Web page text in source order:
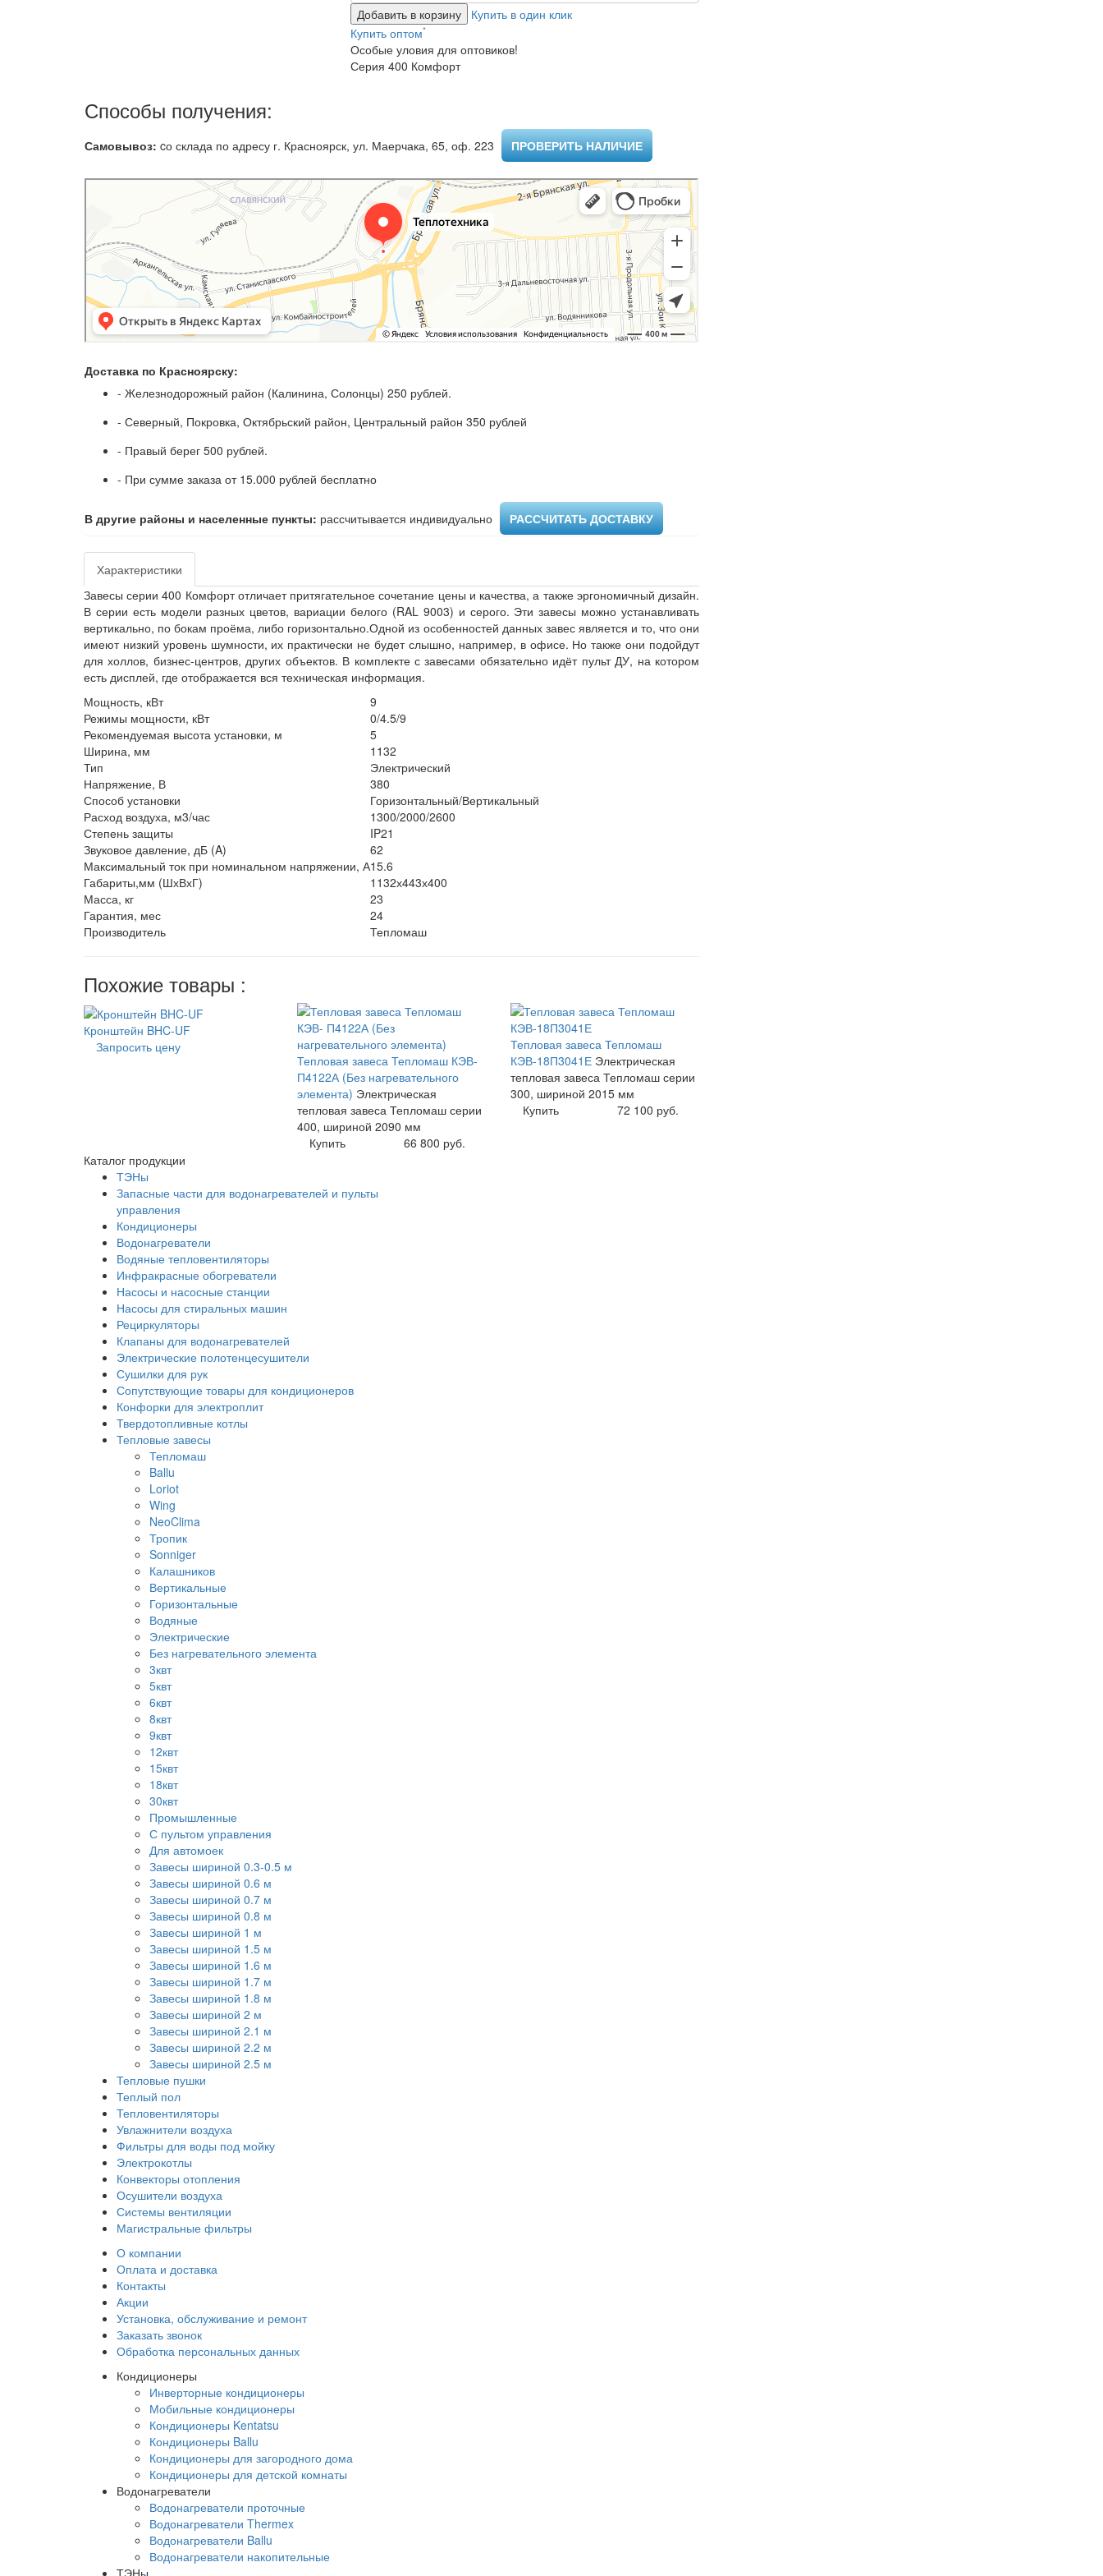
Добавить в корзину
Купить в один клик
Купить оптом*
Особые уловия для оптовиков!
Серия 400 Комфорт
Способы получения:
Самовывоз: cо склада по адресу г. Красноярск, ул. Маерчака, 65, оф. 223 ​ ПРОВЕРИТЬ НАЛИЧИЕ
Доставка по Красноярску:
- Железнодорожный район (Калинина, Солонцы) 250 рублей.
- Северный, Покровка, Октябрьский район, Центральный район 350 рублей
- Правый берег 500 рублей.
- При сумме заказа от 15.000 рублей бесплатно
В другие районы и населенные пункты: рассчитывается индивидуально ​ РАССЧИТАТЬ ДОСТАВКУ
Характеристики
Завесы серии 400 Комфорт отличает притягательное сочетание цены и качества, а также эргономичный дизайн.
В серии есть модели разных цветов, вариации белого (RAL 9003) и серого. Эти завесы можно устанавливать
вертикально, по бокам проёма, либо горизонтально.Одной из особенностей данных завес является и то, что они
имеют низкий уровень шумности, их практически не будет слышно, например, в офисе. Но также они подойдут
для холлов, бизнес-центров, других объектов. В комплекте с завесами обязательно идёт пульт ДУ, на котором
есть дисплей, где отображается вся техническая информация.
Мощность, кВт
9
Режимы мощности, кВт
0/4.5/9
Рекомендуемая высота установки, м
5
Ширина, мм
1132
Тип
Электрический
Напряжение, В
380
Способ установки
Горизонтальный/Вертикальный
Расход воздуха, м3/час
1300/2000/2600
Степень защиты
IP21
Звуковое давление, дБ (A)
62
Максимальный ток при номинальном напряжении, А15.6
Габариты,мм (ШхВхГ)
1132х443х400
Масса, кг
23
Гарантия, мес
24
Производитель
Тепломаш
Похожие товары :
Кронштейн BHC-UF
Запросить цену
Тепловая завеса Тепломаш КЭВ-
П4122А (Без нагревательного
элемента) Электрическая
тепловая завеса Тепломаш серии
400, шириной 2090 мм
Купить
66 800 руб.
Тепловая завеса Тепломаш
КЭВ-18П3041Е Электрическая
тепловая завеса Тепломаш серии
300, шириной 2015 мм
Купить
72 100 руб.
Каталог продукции
ТЭНы
Запасные части для водонагревателей и пульты
управления
Кондиционеры
Водонагреватели
Водяные тепловентиляторы
Инфракрасные обогреватели
Насосы и насосные станции
Насосы для стиральных машин
Рециркуляторы
Клапаны для водонагревателей
Электрические полотенцесушители
Сушилки для рук
Сопутствующие товары для кондиционеров
Конфорки для электроплит
Твердотопливные котлы
Тепловые завесы
Тепломаш
Ballu
Loriot
Wing
NeoClima
Тропик
Sonniger
Калашников
Вертикальные
Горизонтальные
Водяные
Электрические
Без нагревательного элемента
3квт
5квт
6квт
8квт
9квт
12квт
15квт
18квт
30квт
Промышленные
С пультом управления
Для автомоек
Завесы шириной 0.3-0.5 м
Завесы шириной 0.6 м
Завесы шириной 0.7 м
Завесы шириной 0.8 м
Завесы шириной 1 м
Завесы шириной 1.5 м
Завесы шириной 1.6 м
Завесы шириной 1.7 м
Завесы шириной 1.8 м
Завесы шириной 2 м
Завесы шириной 2.1 м
Завесы шириной 2.2 м
Завесы шириной 2.5 м
Тепловые пушки
Теплый пол
Тепловентиляторы
Увлажнители воздуха
Фильтры для воды под мойку
Электрокотлы
Конвекторы отопления
Осушители воздуха
Системы вентиляции
Магистральные фильтры
О компании
Оплата и доставка
Контакты
Акции
Установка, обслуживание и ремонт
Заказать звонок
Обработка персональных данных
Кондиционеры
Инверторные кондиционеры
Мобильные кондиционеры
Кондиционеры Kentatsu
Кондиционеры Ballu
Кондиционеры для загородного дома
Кондиционеры для детской комнаты
Водонагреватели
Водонагреватели проточные
Водонагреватели Thermex
Водонагреватели Ballu
Водонагреватели накопительные